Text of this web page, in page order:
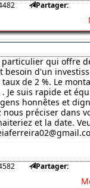
Partager:
particulier qui offre
besoin d'un
de 2 %. Le
. Je suis rapide et
honnêtes et
nous préciser dans
et la date.
Partager: